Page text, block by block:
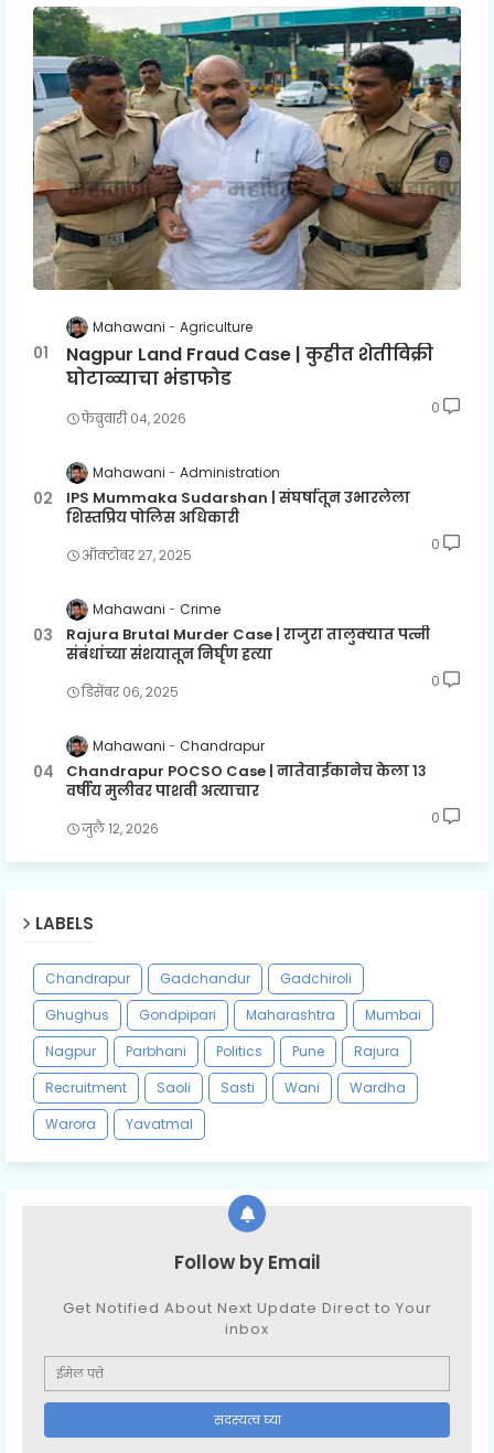
Mahawani Agriculture
Nagpur Land Fraud Case | कुहीत शेतीविक्री
घोटाळ्याचा भंडाफोड
फेब्रुवारी ०४, २०२६
0
Mahawani Administration
IPS Mummaka Sudarshan | संघर्षातून उभारलेला
शिस्तप्रिय पोलिस अधिकारी
ऑक्टोबर २७, २०२५
0
Mahawani Crime
Rajura Brutal Murder Case | राजुरा तालुक्यात पत्नी
संबंधांच्या संशयातून निर्घृण हत्या
डिसेंबर ०६, २०२५
0
Mahawani Chandrapur
Chandrapur POCSO Case | नातेवाईकानेच केला १३
वर्षीय मुलीवर पाशवी अत्याचार
जुलै १२, २०२६
0
LABELS
Chandrapur Gadchandur
Gadchiroli
Ghughus
Gondpipari Maharashtra
Mumbai
Nagpur
Parbhani Politics Pune
Rajura
Recruitment
Saoli Sasti Wani
Wardha
Warora
Yavatmal
Follow by Email
Get Notified About Next Update Direct to Your
inbox